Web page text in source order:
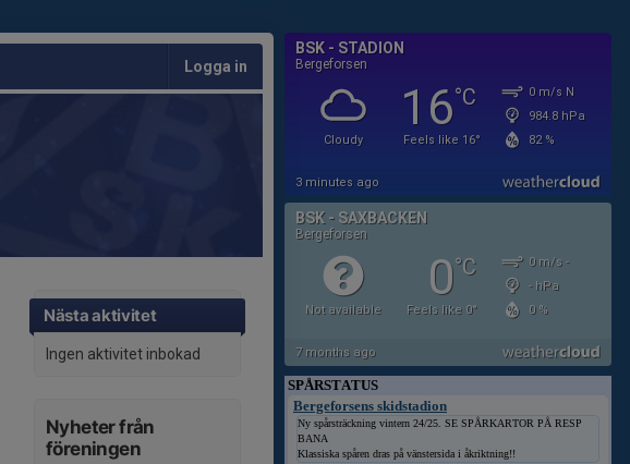
Logga in
Nästa aktivitet
Ingen aktivitet inbokad
Nyheter från
föreningen
SPÅRSTATUS
Bergeforsens skidstadion
Ny spårsträckning vintern 24/25. SE SPÅRKARTOR PÅ RESP
BANA
Klassiska spåren dras på vänstersida i åkriktning!!